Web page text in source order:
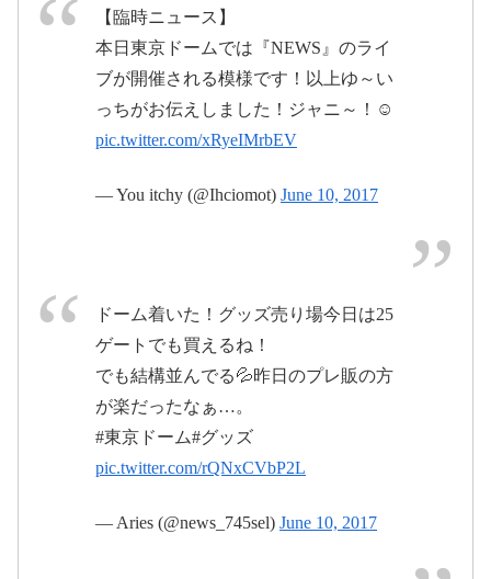
2017年6月8日June 10, 2017
2017年6月11日
#NEVERLAND
2017年6
月10日
pic.twitter.com/AsyouEs8te
月10日
【臨時ニュース】
本日東京ドームでは『NEWS』のライ
ブが開催される模様です！以上ゆ～い
っちがお伝えしました！ジャニ～！☺
pic.twitter.com/xRyeIMrbEV
— You itchy (@Ihciomot) June 10, 2017
ドーム着いた！グッズ売り場今日は25
ゲートでも買えるね！
でも結構並んでる💦昨日のプレ販の方
が楽だったなぁ…。
#東京ドーム#グッズ
pic.twitter.com/rQNxCVbP2L
— Aries (@news_745sel) June 10, 2017